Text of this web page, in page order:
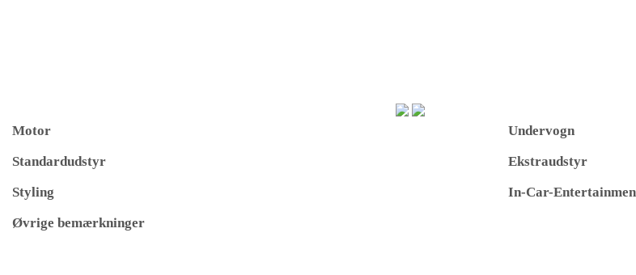
Motor
Undervogn
Standardudstyr
Ekstraudstyr
Styling
In-Car-
Øvrige bemærkninger